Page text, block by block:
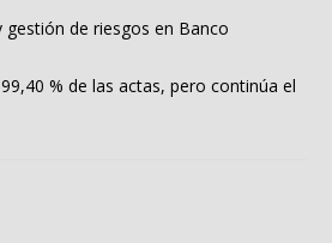
de riesgos en Banco
% de las actas, pero continúa el